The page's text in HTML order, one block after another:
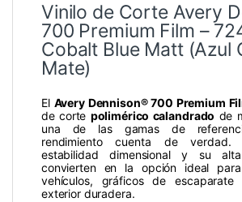
Vinilo de Corte Avery
700 Premium Film –
Cobalt Blue Matt (Azul
Mate)
El Avery Dennison® 700 Premium
de corte polimérico calandrado de
una de las gamas de
rendimiento cuenta de verdad.
estabilidad dimensional y su
convierten en la opción ideal
vehículos, gráficos de escaparate
exterior duradera.